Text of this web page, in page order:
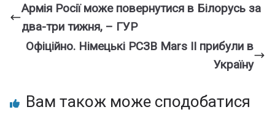
Армія Росії може повернутися в Білорусь за
два-три тижня, – ГУР
Офіційно. Німецькі РСЗВ Mars II прибули в
Україну
Вам також може сподобатися